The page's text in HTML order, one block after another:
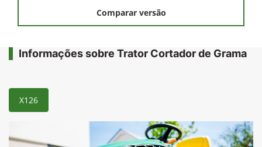
Comparar versão
Informações sobre Trator Cortador de Grama
X126